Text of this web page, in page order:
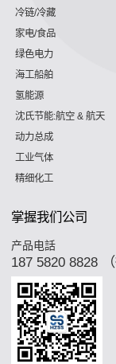
冷链/冷藏
家电/食品
绿色电力
海工船舶
氢能源
沈氏节能:航空 & 航天
动力总成
工业气体
精细化工
掌握我们公司
产品电話
187 5820 8828